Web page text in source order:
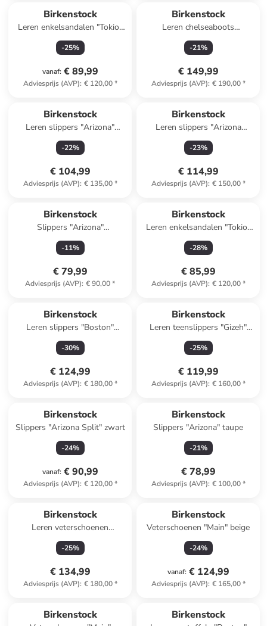
Birkenstock
Leren enkelsandalen "Tokio"
donkerblauw - wijdte N
-25%
vanaf: € 89,99
Adviesprijs (AVP): € 120,00*
Birkenstock
Leren chelseaboots
"Highwood" bruin - wijdte S
-21%
€ 149,99
Adviesprijs (AVP): € 190,00*
Birkenstock
Leren slippers "Arizona"
lichtblauw
-22%
€ 104,99
Adviesprijs (AVP): € 135,00*
Birkenstock
Leren slippers "Arizona
Adventure" kaki
-23%
€ 114,99
Adviesprijs (AVP): € 150,00*
Birkenstock
Slippers "Arizona"
donkerblauw - wijdte N
-11%
€ 79,99
Adviesprijs (AVP): € 90,00*
Birkenstock
Leren enkelsandalen "Tokio"
zwart
-28%
€ 85,99
Adviesprijs (AVP): € 120,00*
Birkenstock
Leren slippers "Boston"
lichtbruin - wijdte S
-30%
€ 124,99
Adviesprijs (AVP): € 180,00*
Birkenstock
Leren teenslippers "Gizeh"
beige
-25%
€ 119,99
Adviesprijs (AVP): € 160,00*
Birkenstock
Slippers "Arizona Split" zwart
-24%
vanaf: € 90,99
Adviesprijs (AVP): € 120,00*
Birkenstock
Slippers "Arizona" taupe
-21%
€ 78,99
Adviesprijs (AVP): € 100,00*
Birkenstock
Leren veterschoenen
"Highwood" zwart - wijdte S
-25%
€ 134,99
Adviesprijs (AVP): € 180,00*
Birkenstock
Veterschoenen "Main" beige
-24%
vanaf: € 124,99
Adviesprijs (AVP): € 165,00*
Birkenstock Birkenstock